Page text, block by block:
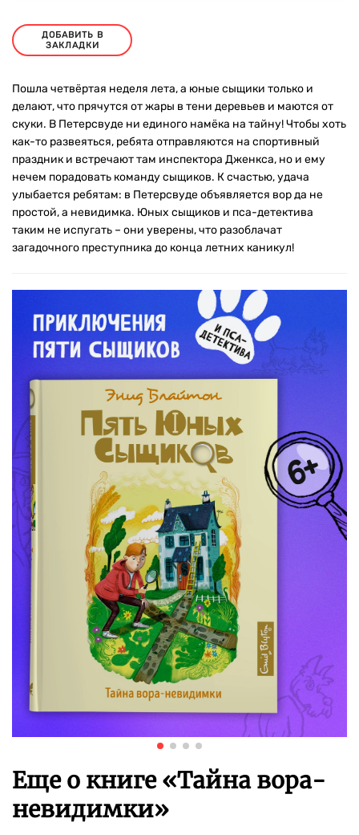
ДОБАВИТЬ В
ЗАКЛАДКИ
Пошла четвёртая неделя лета, а юные сыщики только и
делают, что прячутся от жары в тени деревьев и маются от
скуки. В Петерсвуде ни единого намёка на тайну! Чтобы хоть
как-то развеяться, ребята отправляются на спортивный
праздник и встречают там инспектора Дженкса, но и ему
нечем порадовать команду сыщиков. К счастью, удача
улыбается ребятам: в Петерсвуде объявляется вор да не
простой, а невидимка. Юных сыщиков и пса-детектива
таким не испугать – они уверены, что разоблачат
загадочного преступника до конца летних каникул!
Еще о книге «Тайна вора-
невидимки»